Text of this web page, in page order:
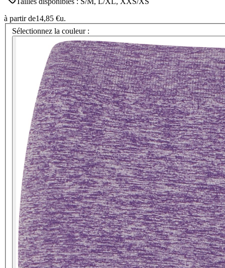
à partir de14,85 €u.
Sélectionnez la couleur :